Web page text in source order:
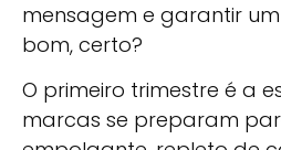
mensagem e garantir um
bom, certo?
O primeiro trimestre é a
marcas se preparam